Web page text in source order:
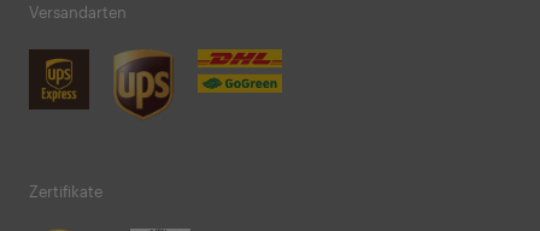
Versandarten
Zertifikate